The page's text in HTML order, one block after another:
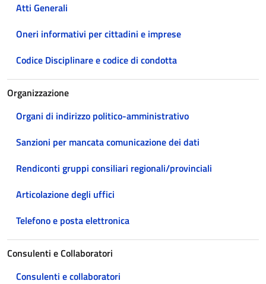
Atti Generali
Oneri informativi per cittadini e imprese
Codice Disciplinare e codice di condotta
Organizzazione
Organi di indirizzo politico-amministrativo
Sanzioni per mancata comunicazione dei dati
Rendiconti gruppi consiliari regionali/provinciali
Articolazione degli uffici
Telefono e posta elettronica
Consulenti e Collaboratori
Consulenti e collaboratori